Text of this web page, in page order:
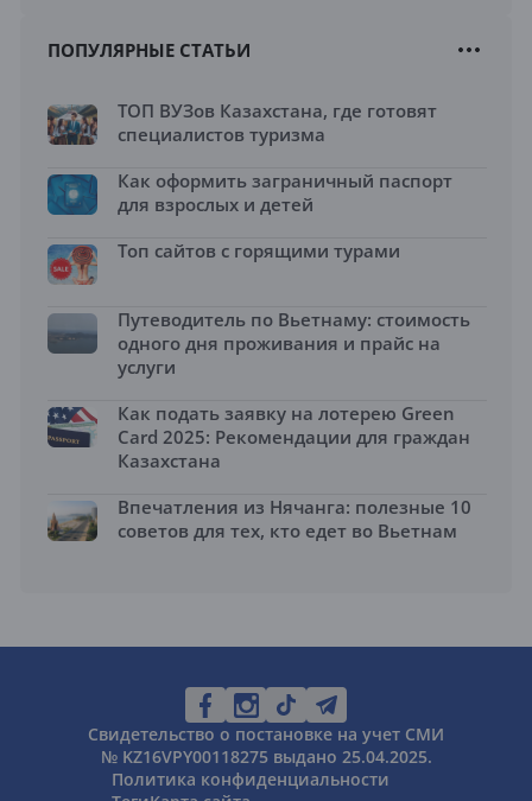
ПОПУЛЯРНЫЕ СТАТЬИ
ТОП ВУЗов Казахстана, где готовят
специалистов туризма
Как оформить заграничный паспорт
для взрослых и детей
Топ сайтов с горящими турами
Путеводитель по Вьетнаму: стоимость
одного дня проживания и прайс на
услуги
Как подать заявку на лотерею Green
Card 2025: Рекомендации для граждан
Казахстана
Впечатления из Нячанга: полезные 10
советов для тех, кто едет во Вьетнам
Свидетельство о постановке на учет СМИ
№ KZ16VPY00118275 выдано 25.04.2025.
Политика конфиденциальности